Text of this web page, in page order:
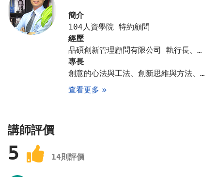
簡介
104人資學院 特約顧問
經歷
品碩創新管理顧問有限公司 執行長、台積電公司營運效率部門 主管、AIM 俐鉅創新管理顧問公司 副總經理
專長
創意的心法與工法、創新思維與方法、設計思考創新方法工作坊、研發創新/產品創新/服務創新、問題分析與解決、邏輯力與系統思考、全面品質改善與管理、生產改善與管理、流程改善與創新、工作管理與日常管理、專案管理
查看更多
講師評價
5 14則評價